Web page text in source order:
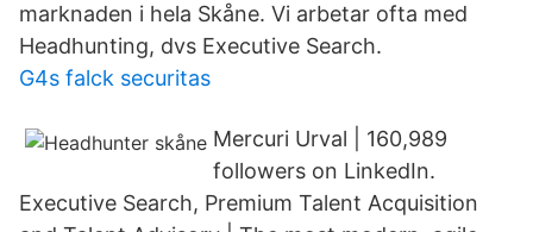
marknaden i hela Skåne. Vi arbetar ofta med
Headhunting, dvs Executive Search.
G4s falck securitas
Mercuri Urval | 160,989
followers on LinkedIn.
Executive Search, Premium Talent Acquisition